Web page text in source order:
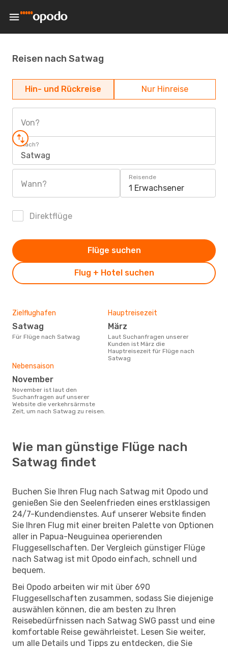
Reisen nach Satwag
Hin- und Rückreise Nur Hinreise
Von?
Nach?
Satwag
Wann?
Reisende
1 Erwachsener
Direktflüge
Flug + Hotel suchen
Flüge suchen
Zielflughafen
Satwag
Für Flüge nach Satwag
Hauptreisezeit
März
Laut Suchanfragen unserer
Kunden ist März die
Hauptreisezeit für Flüge nach
Satwag
Nebensaison
November
November ist laut den
Suchanfragen auf unserer
Website die verkehrsärmste
Zeit, um nach Satwag zu reisen.
Wie man günstige Flüge nach
Satwag findet
Buchen Sie Ihren Flug nach Satwag mit Opodo und
genießen Sie den Seelenfrieden eines erstklassigen
24/7-Kundendienstes. Auf unserer Website finden
Sie Ihren Flug mit einer breiten Palette von Optionen
aller in Papua-Neuguinea operierenden
Fluggesellschaften. Der Vergleich günstiger Flüge
nach Satwag ist mit Opodo einfach, schnell und
bequem.
Bei Opodo arbeiten wir mit über 690
Fluggesellschaften zusammen, sodass Sie diejenige
auswählen können, die am besten zu Ihren
Reisebedürfnissen nach Satwag SWG passt und eine
komfortable Reise gewährleistet. Lesen Sie weiter,
um alle Details und Tipps zu entdecken, die Sie